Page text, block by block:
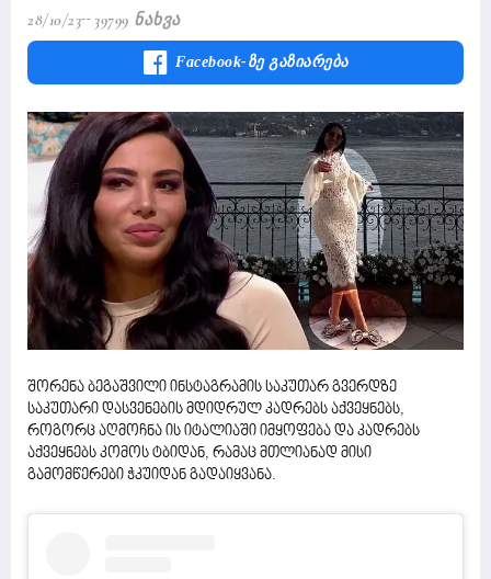
28/10/23 39799 Ნახვა
Facebook-Ზე Გაზიარება
შორენა ბეგაშვილი ინსტაგრამის საკუთარ გვერდზე
საკუთარი დასვენების მდიდრულ კადრებს აქვეყნებს,
როგორც აღმოჩნა ის იტალიაში იმყოფება და კადრებს
აქვეყნებს კომოს ტბიდან, რამაც მთლიანად მისი
გამომწერები ჭკუიდან გადაიყვანა.